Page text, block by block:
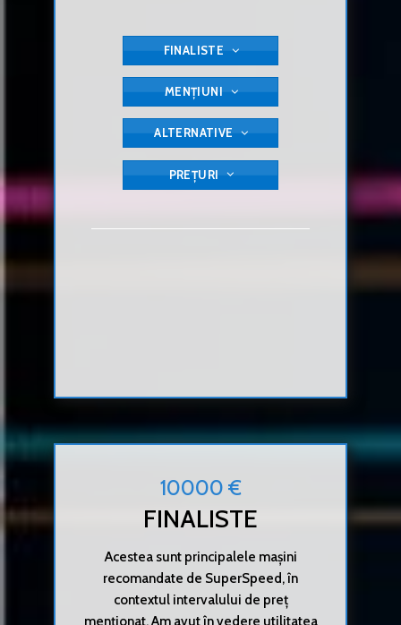
FINALISTE
MENȚIUNI
ALTERNATIVE
PREȚURI
10000 €
FINALISTE
Acestea sunt principalele mașini
recomandate de SuperSpeed, în
contextul intervalului de preț
menționat. Am avut în vedere utilitatea